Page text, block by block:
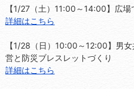
【1/27（土）11:00～14:00】広
詳細はこちら
【1/28（日）10:00～12:00】男
営と防災ブレスレットづくり
詳細はこちら